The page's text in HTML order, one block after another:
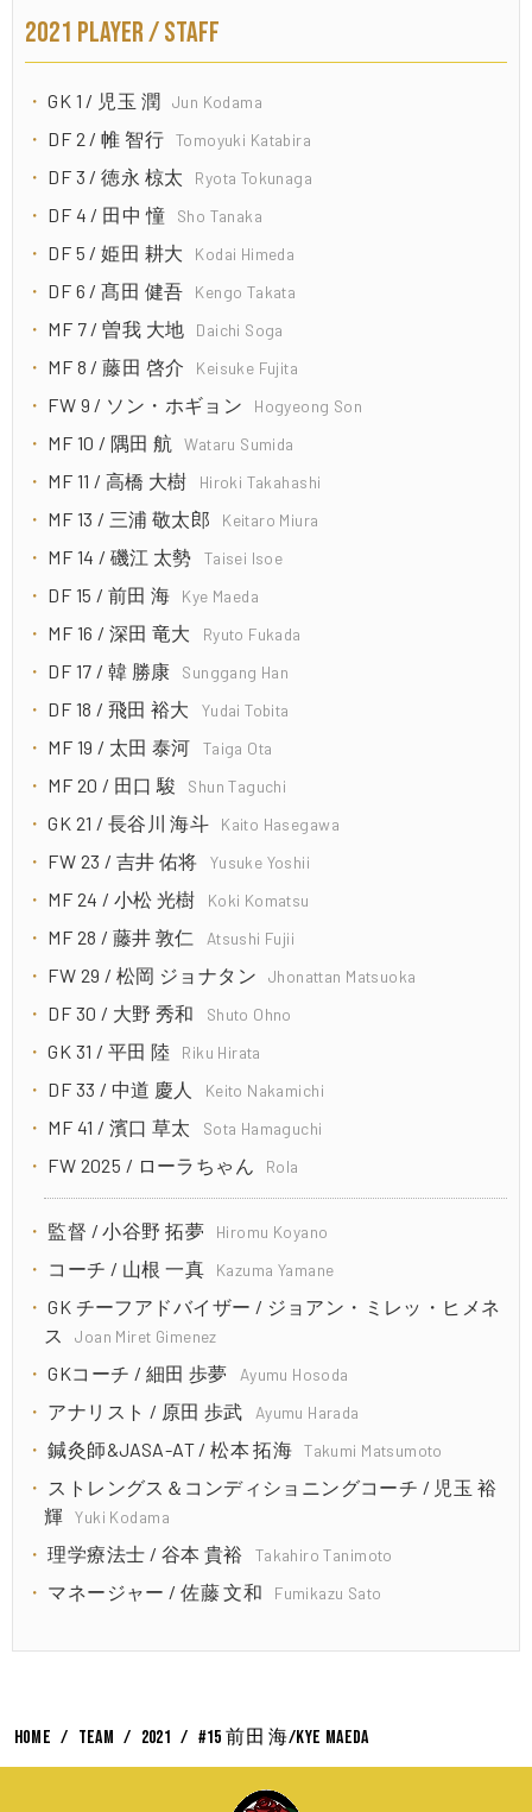
2021 PLAYER / STAFF
GK 1 / 児玉 潤 Jun Kodama
DF 2 / 帷 智行 Tomoyuki Katabira
DF 3 / 徳永 椋太 Ryota Tokunaga
DF 4 / 田中 憧 Sho Tanaka
DF 5 / 姫田 耕大 Kodai Himeda
DF 6 / 髙田 健吾 Kengo Takata
MF 7 / 曽我 大地 Daichi Soga
MF 8 / 藤田 啓介 Keisuke Fujita
FW 9 / ソン・ホギョン Hogyeong Son
MF 10 / 隅田 航 Wataru Sumida
MF 11 / 高橋 大樹 Hiroki Takahashi
MF 13 / 三浦 敬太郎 Keitaro Miura
MF 14 / 磯江 太勢 Taisei Isoe
DF 15 / 前田 海 Kye Maeda
MF 16 / 深田 竜大 Ryuto Fukada
DF 17 / 韓 勝康 Sunggang Han
DF 18 / 飛田 裕大 Yudai Tobita
MF 19 / 太田 泰河 Taiga Ota
MF 20 / 田口 駿 Shun Taguchi
GK 21 / 長谷川 海斗 Kaito Hasegawa
FW 23 / 吉井 佑将 Yusuke Yoshii
MF 24 / 小松 光樹 Koki Komatsu
MF 28 / 藤井 敦仁 Atsushi Fujii
FW 29 / 松岡 ジョナタン Jhonattan Matsuoka
DF 30 / 大野 秀和 Shuto Ohno
GK 31 / 平田 陸 Riku Hirata
DF 33 / 中道 慶人 Keito Nakamichi
MF 41 / 濱口 草太 Sota Hamaguchi
FW 2025 / ローラちゃん Rola
監督 / 小谷野 拓夢 Hiromu Koyano
コーチ / 山根 一真 Kazuma Yamane
GK チーフアドバイザー / ジョアン・ミレッ・ヒメネ
ス
Joan Miret Gimenez
GKコーチ / 細田 歩夢 Ayumu Hosoda
アナリスト / 原田 歩武 Ayumu Harada
鍼灸師&JASA-AT / 松本 拓海 Takumi Matsumoto
ストレングス＆コンディショニングコーチ / 児玉 裕
輝
Yuki Kodama
理学療法士 / 谷本 貴裕 Takahiro Tanimoto
マネージャー / 佐藤 文和 Fumikazu Sato
HOME TEAM 2021 #15 前田 海/Kye Maeda